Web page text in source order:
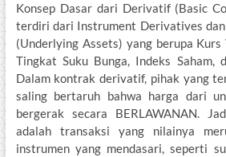
Konsep Dasar dari Derivatif (Basic
terdiri dari Instrument Derivatives
(Underlying Assets) yang berupa
Tingkat Suku Bunga, Indeks Saham,
Dalam kontrak derivatif, pihak yang
saling bertaruh bahwa harga dari
bergerak secara BERLAWANAN.
adalah transaksi yang nilainya
instrumen yang mendasari, seperti